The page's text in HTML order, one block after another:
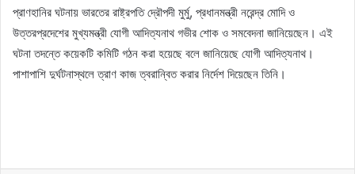
প্রাণহানির ঘটনায় ভারতের রাষ্ট্রপতি দ্রৌপদী মুর্মু, প্রধানমন্ত্রী নরেন্দ্র মোদি ও
উত্তরপ্রদেশের মুখ্যমন্ত্রী যোগী আদিত্যনাথ গভীর শোক ও সমবেদনা জানিয়েছেন। এই
ঘটনা তদন্তে কয়েকটি কমিটি গঠন করা হয়েছে বলে জানিয়েছে যোগী আদিত্যনাথ।
পাশাপাশি দুর্ঘটনাস্থলে ত্রাণ কাজ ত্বরান্বিত করার নির্দেশ দিয়েছেন তিনি।